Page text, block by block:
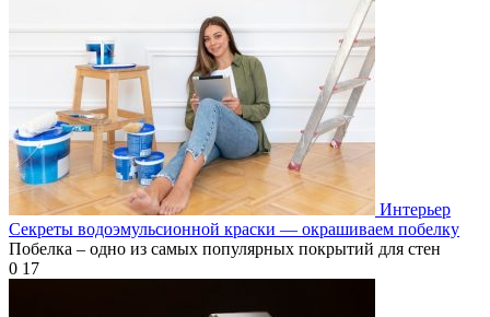
Интерьер
Секреты водоэмульсионной краски — окрашиваем побелку
Побелка – одно из самых популярных покрытий для стен
0 17